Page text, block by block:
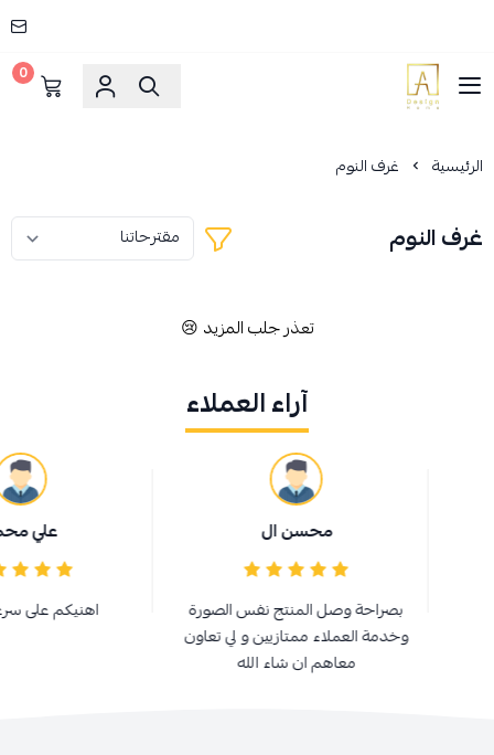
AD HOME
0
الرئيسية غرف النوم
غرف النوم
تعذر جلب المزيد 😢
آراء العملاء
محسن ال
بصراحة وصل المنتج نفس الصورة
وخدمة العملاء ممتازيين و لي تعاون
معاهم ان شاء الله
علي محمد
اهنيكم على سرعه